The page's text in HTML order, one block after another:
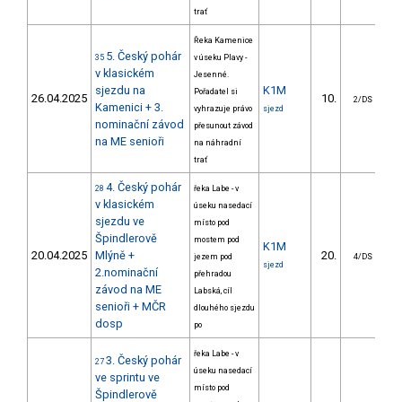
trať
26.04.2025
35 5. Český pohár
v klasickém
sjezdu na
Kamenici + 3.
nominační závod
na ME senioři
Řeka Kamenice
v úseku Plavy -
Jesenné.
Pořadatel si
vyhrazuje právo
přesunout závod
na náhradní
trať
K1M
sjezd
10. 2/DS
20.04.2025
28 4. Český pohár
v klasickém
sjezdu ve
Špindlerově
Mlýně +
2.nominační
závod na ME
senioři + MČR
dosp
řeka Labe - v
úseku nasedací
místo pod
mostem pod
jezem pod
přehradou
Labská, cíl
dlouhého sjezdu
po
K1M
sjezd
20. 4/DS
27 3. Český pohár
ve sprintu ve
Špindlerově
řeka Labe - v
úseku nasedací
místo pod